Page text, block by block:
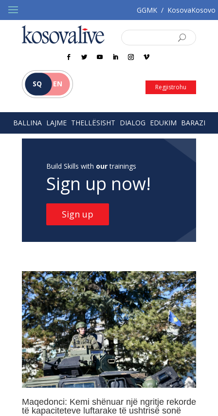
GGMK / KosovaKosovo
SQ EN Regjistrohu
BALLINA LAJME THELLËSISHT DIALOG EDUKIM BARAZI
Build Skills with ourtrainings
Sign up now!
Sign up
Maqedonci: Kemi shënuar një ngritje rekorde
të kapaciteteve luftarake të ushtrisë sonë